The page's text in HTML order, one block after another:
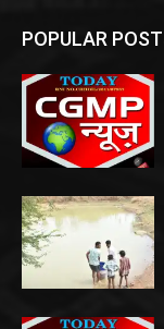
POPULAR